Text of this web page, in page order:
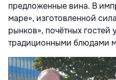
предложенные вина. В
маре», изготовленной
рынков», почётных
традиционными блюдами